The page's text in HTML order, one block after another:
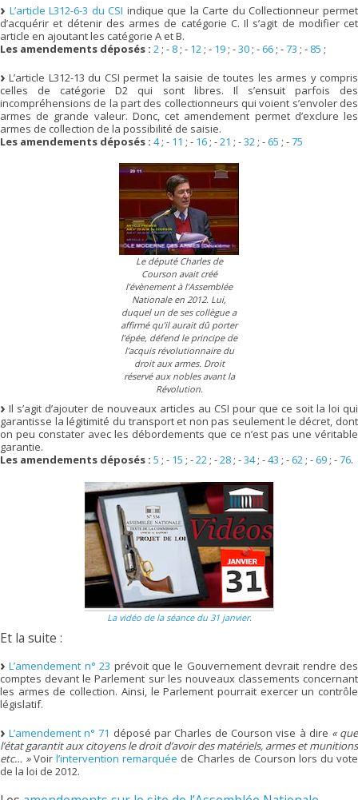
L’article L312-6-3 du CSI indique que la Carte du Collectionneur permet
d’acquérir et détenir des armes de catégorie C. Il s’agit de modifier cet
article en ajoutant les catégorie A et B.
Les amendements déposés : 2 ; - 8 ; - 12 ; - 19 ; -30 ; - 66 ; -73 ; - 85 ;
L’article L312-13 du CSI permet la saisie de toutes les armes y compris
celles de catégorie D2 qui sont libres. Il s’ensuit parfois des
incompréhensions de la part des collectionneurs qui voient s’envoler des
armes de grande valeur. Donc, cet amendement permet d’exclure les
armes de collection de la possibilité de saisie.
Les amendements déposés : 4; - 11 ; - 16 ; -21 ; -32 ; - 65 ; -75
Le député Charles de
Courson avait créé
l’évènement à l’Assemblée
Nationale en 2012. Lui,
duquel un de ses collègue a
affirmé qu’il aurait dû porter
l’épée, défend le principe de
l’acquis révolutionnaire du
droit aux armes. Droit
réservé aux nobles avant la
Révolution.
Il s’agit d’ajouter de nouveaux articles au CSI pour que ce soit la loi qui
garantisse la légitimité du transport et non pas seulement le décret, dont
on peu constater avec les débordements que ce n’est pas une véritable
garantie.
Les amendements déposés : 5 ; - 15 ; -22 ; -28 ; -34; -43 ; - 62 ; - 69 ; -76.
La vidéo de la séance du 31 janvier.
Et la suite :
L’amendement n° 23 prévoit que le Gouvernement devrait rendre des
comptes devant le Parlement sur les nouveaux classements concernant
les armes de collection. Ainsi, le Parlement pourrait exercer un contrôle
législatif.
L’amendement n° 71 déposé par Charles de Courson vise à dire « que
l’état garantit aux citoyens le droit d’avoir des matériels, armes et munitions
etc… »Voirl’intervention remarquée de Charles de Courson lors du vote
de la loi de 2012.